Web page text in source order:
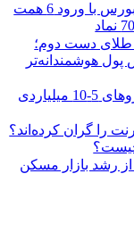
رشد 130 هزار واحدی بورس با ورود 6 همت
طلای دست دوم؛
هوشمندانه‌تر
بازار خودرو برای خودروهای 5-10 میلیاردی
را گران کرده‌اند؟
رشد بازار مسکن